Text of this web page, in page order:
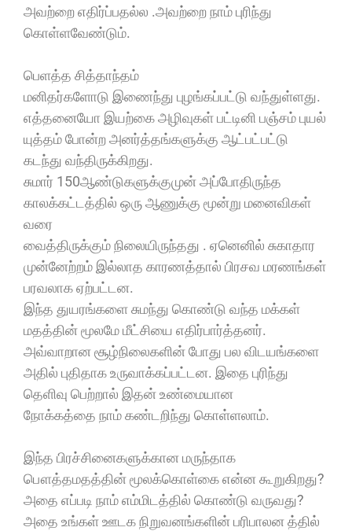
அவற்றை எதிர்ப்பதல்ல .அவற்றை நாம் புரிந்து
கொள்ளவேண்டும்.
பெளத்த சித்தாந்தம்
மனிதர்களோடு இணைந்து புழங்கப்பட்டு வந்துள்ளது.
எத்தனையோ இயற்கை அழிவுகள் பட்டினி பஞ்சம் புயல்
யுத்தம் போன்ற அனர்த்தங்களுக்கு ஆட்பட்பட்டு
கடந்து வந்திருக்கிறது.
சுமார் 150ஆண்டுகளுக்குமுன் அப்போதிருந்த
காலக்கட்டத்தில் ஒரு ஆணுக்கு மூன்று மனைவிகள்
வரை
வைத்திருக்கும் நிலையிருந்தது . ஏனெனில் சுகாதார
முன்னேற்றம் இல்லாத காரணத்தால் பிரசவ மரணங்கள்
பரவலாக ஏற்பட்டன.
இந்த துயரங்களை சுமந்து கொண்டு வந்த மக்கள்
மதத்தின் மூலமே மீட்சியை எதிர்பார்த்தனர்.
அவ்வாறான சூழ்நிலைகளின் போது பல விடயங்களை
அதில் புதிதாக உருவாக்கப்பட்டன. இதை புரிந்து
தெளிவு பெற்றால் இதன் உண்மையான
நோக்கத்தை நாம் கண்டறிந்து கொள்ளலாம்.
இந்த பிரச்சினைகளுக்கான மருந்தாக
பௌத்தமதத்தின் மூலக்கொள்கை என்ன கூறுகிறது?
அதை எப்படி நாம் எம்மிடத்தில் கொண்டு வருவது?
அதை உங்கள் ஊடக நிறுவனங்களின் பரிபாலன த்தில்